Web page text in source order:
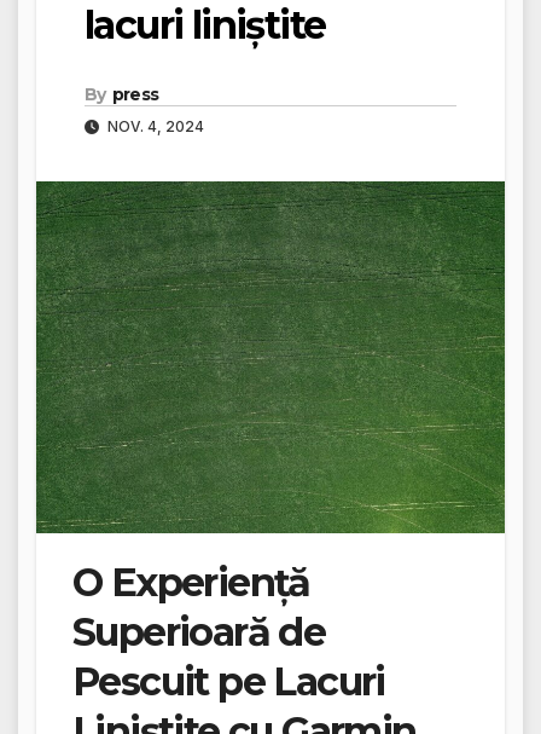
lacuri liniștite
By press
NOV. 4, 2024
O Experiență
Superioară de
Pescuit pe Lacuri